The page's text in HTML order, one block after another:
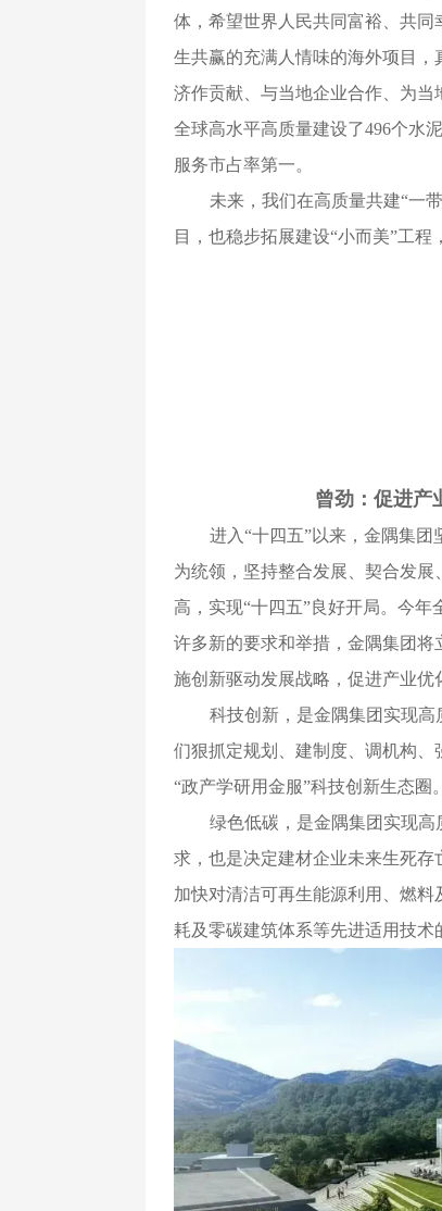
体，希望世界人民共同富裕、共
生共赢的充满人情味的海外项目，
济作贡献、与当地企业合作、为当
全球高水平高质量建设了496个水
服务市占率第一。
未来，我们在高质量共建“一
目，也稳步拓展建设“小而美”工
曾劲：促进产
进入“十四五”以来，金隅集
为统领，坚持整合发展、契合发展
高，实现“十四五”良好开局。今年
许多新的要求和举措，金隅集团
施创新驱动发展战略，促进产业优
科技创新，是金隅集团实现
们狠抓定规划、建制度、调机构
“政产学研用金服”科技创新生态圈。
绿色低碳，是金隅集团实现
求，也是决定建材企业未来生死存
加快对清洁可再生能源利用、燃
耗及零碳建筑体系等先进适用技术